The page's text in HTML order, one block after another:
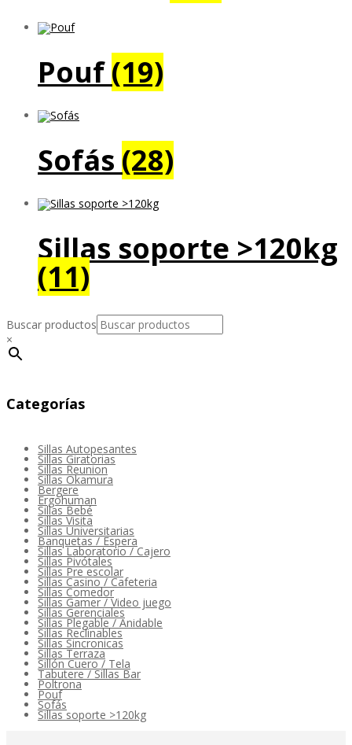
Pouf(19)
Sofás (28)
Sillas soporte >120kg
(11)
Buscar productos
×
Categorías
Sillas Autopesantes
Sillas Giratorias
Sillas Reunion
Sillas Okamura
Bergere
Ergohuman
Sillas Bebé
Sillas Visita
Sillas Universitarias
Banquetas / Espera
Sillas Laboratorio / Cajero
Sillas Pivótales
Sillas Pre escolar
Sillas Casino / Cafeteria
Sillas Comedor
Sillas Gamer / Video juego
Sillas Gerenciales
Sillas Plegable / Anidable
Sillas Reclinables
Sillas Sincronicas
Sillas Terraza
Sillón Cuero / Tela
Tabutere / Sillas Bar
Poltrona
Pouf
Sofás
Sillas soporte >120kg